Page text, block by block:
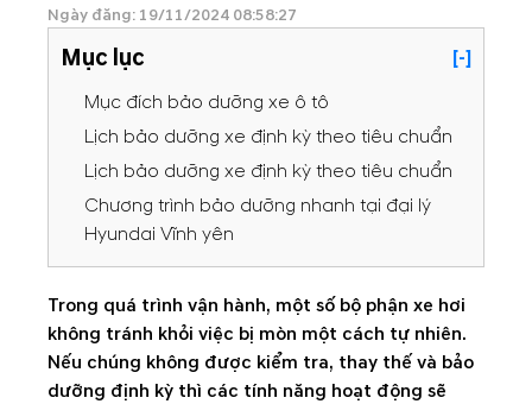
Ngày đăng: 19/11/2024 08:58:27
Mục lục
[-]
Mục đích bảo dưỡng xe ô tô
Lịch bảo dưỡng xe định kỳ theo tiêu chuẩn
Lịch bảo dưỡng xe định kỳ theo tiêu chuẩn
Chương trình bảo dưỡng nhanh tại đại lý
Hyundai Vĩnh yên
Trong quá trình vận hành, một số bộ phận xe hơi
không tránh khỏi việc bị mòn một cách tự nhiên.
Nếu chúng không được kiểm tra, thay thế và bảo
dưỡng định kỳ thì các tính năng hoạt động sẽ